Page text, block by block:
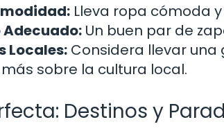
Lleva ropa cómoda
Un buen par de
Locales: Considera llevar
sobre la cultura local.
Destinos y